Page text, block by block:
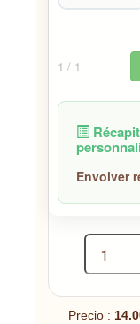
1 / 1
Envolver
Precio :